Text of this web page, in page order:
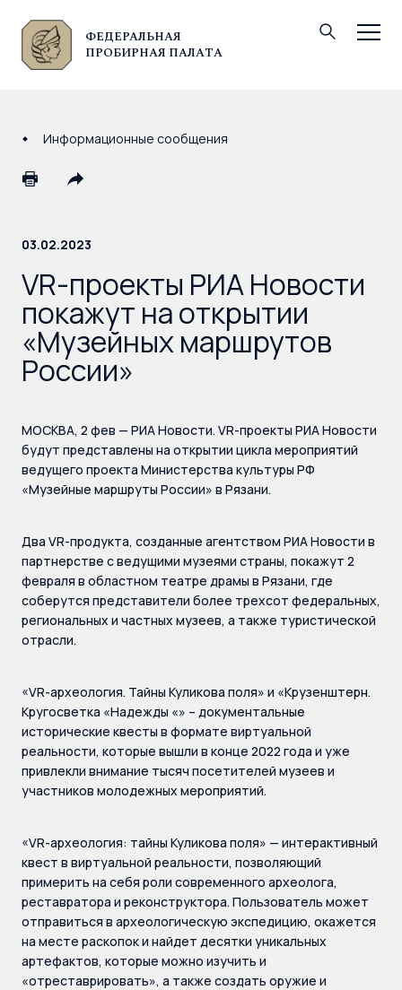
ФЕДЕРАЛЬНАЯ
ПРОБИРНАЯ ПАЛАТА
© Федеральная пробирная палата, 2026
Информационные сообщения
03.02.2023
VR-проекты РИА Новости
покажут на открытии
«Музейных маршрутов
России»
МОСКВА, 2 фев — РИА Новости. VR-проекты РИА Новости
будут представлены на открытии цикла мероприятий
ведущего проекта Министерства культуры РФ
«Музейные маршруты России» в Рязани.
Два VR-продукта, созданные агентством РИА Новости в
партнерстве с ведущими музеями страны, покажут 2
февраля в областном театре драмы в Рязани, где
соберутся представители более трехсот федеральных,
региональных и частных музеев, а также туристической
отрасли.
«VR-археология. Тайны Куликова поля» и «Крузенштерн.
Кругосветка «Надежды «» – документальные
исторические квесты в формате виртуальной
реальности, которые вышли в конце 2022 года и уже
привлекли внимание тысяч посетителей музеев и
участников молодежных мероприятий.
«VR-археология: тайны Куликова поля» — интерактивный
квест в виртуальной реальности, позволяющий
примерить на себя роли современного археолога,
реставратора и реконструктора. Пользователь может
отправиться в археологическую экспедицию, окажется
на месте раскопок и найдет десятки уникальных
артефактов, которые можно изучить и
«отреставрировать», а также создать оружие и